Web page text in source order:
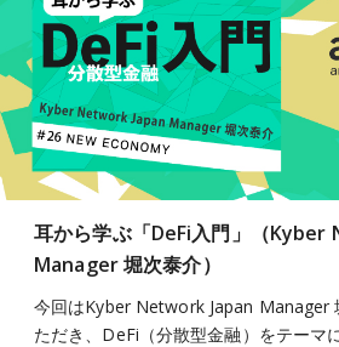
耳から学ぶ「DeFi入門」（Kyber
Manager 堀次泰介）
今回はKyber Network Japan Manager
ただき、DeFi（分散型金融）をテーマ